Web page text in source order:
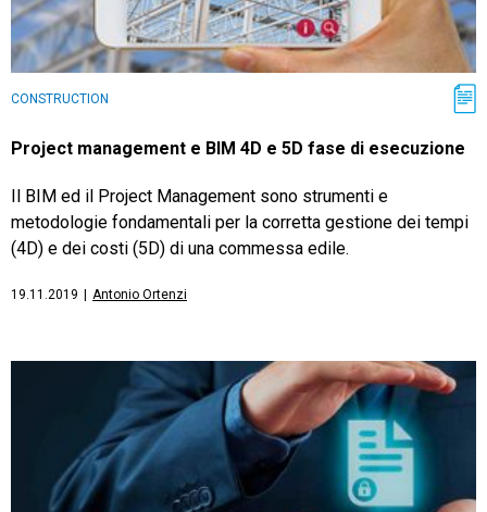
CONSTRUCTION
Project management e BIM 4D e 5D fase di esecuzione
Il BIM ed il Project Management sono strumenti e
metodologie fondamentali per la corretta gestione dei tempi
(4D) e dei costi (5D) di una commessa edile.
19.11.2019 Antonio Ortenzi